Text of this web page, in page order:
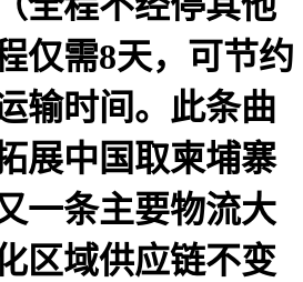
仅需8天，可节约
输时间。此条曲
展中国取柬埔寨
一条主要物流大
区域供应链不变